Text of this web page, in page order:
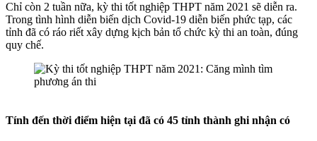
Chỉ còn 2 tuần nữa, kỳ thi tốt nghiệp THPT năm 2021 sẽ diễn ra.
Trong tình hình diễn biến dịch Covid-19 diễn biến phức tạp, các
tỉnh đã có ráo riết xây dựng kịch bản tổ chức kỳ thi an toàn, đúng
quy chế.
Tính đến thời điểm hiện tại đã có 45 tỉnh thành ghi nhận có